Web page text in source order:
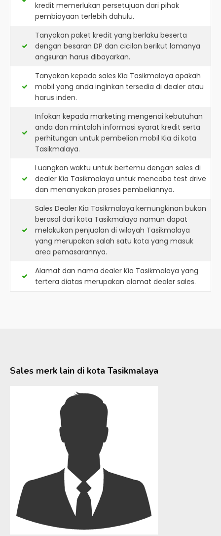
kredit memerlukan persetujuan dari pihak
pembiayaan terlebih dahulu.
Tanyakan paket kredit yang berlaku beserta
dengan besaran DP dan cicilan berikut lamanya
angsuran harus dibayarkan.
Tanyakan kepada sales Kia Tasikmalaya apakah
mobil yang anda inginkan tersedia di dealer atau
harus inden.
Infokan kepada marketing mengenai kebutuhan
anda dan mintalah informasi syarat kredit serta
perhitungan untuk pembelian mobil Kia di kota
Tasikmalaya.
Luangkan waktu untuk bertemu dengan sales di
dealer Kia Tasikmalaya untuk mencoba test drive
dan menanyakan proses pembeliannya.
Sales Dealer Kia Tasikmalaya kemungkinan bukan
berasal dari kota Tasikmalaya namun dapat
melakukan penjualan di wilayah Tasikmalaya
yang merupakan salah satu kota yang masuk
area pemasarannya.
Alamat dan nama dealer Kia Tasikmalaya yang
tertera diatas merupakan alamat dealer sales.
Sales merk lain di kota Tasikmalaya